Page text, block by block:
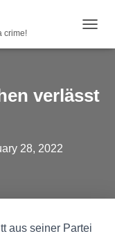
crime!
verlässt
28, 2022
aus seiner Partei